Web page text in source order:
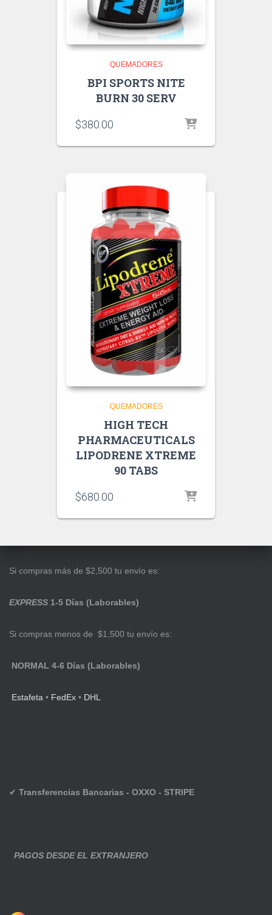
QUEMADORES
BPI SPORTS NITE
BURN 30 SERV
$380.00
QUEMADORES
HIGH TECH
PHARMACEUTICALS
LIPODRENE XTREME
90 TABS
$680.00
Si compras más de $2,500 tu envío es:
EXPRESS 1-5 Días (Laborables)
Si compras menos de $1,500 tu envío es:
NORMAL 4-6 Días (Laborables)
Estafeta • FedEx • DHL
✔ Transferencias Bancarias - OXXO - STRIPE
PAGOS DESDE EL EXTRANJERO